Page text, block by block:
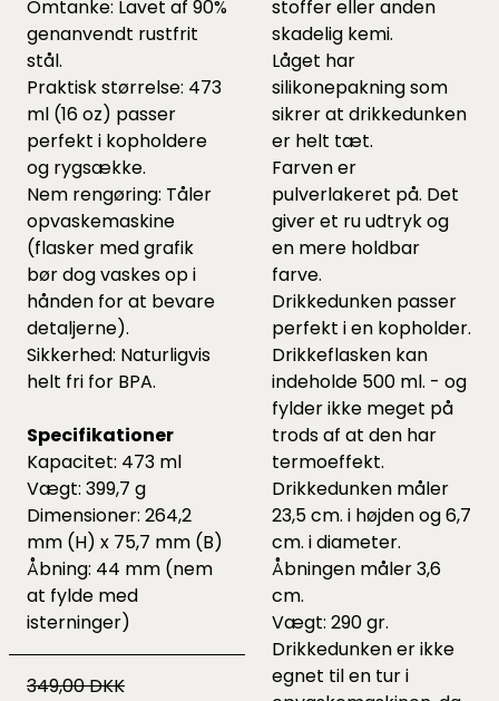
Omtanke: Lavet af 90%
genanvendt rustfrit
stål.
Praktisk størrelse: 473
ml (16 oz) passer
perfekt i kopholdere
og rygsække.
Nem rengøring: Tåler
opvaskemaskine
(flasker med grafik
bør dog vaskes op i
hånden for at bevare
detaljerne).
Sikkerhed: Naturligvis
helt fri for BPA.
Specifikationer
Kapacitet: 473 ml
Vægt: 399,7 g
Dimensioner: 264,2
mm (H) x 75,7 mm (B)
Åbning: 44 mm (nem
at fylde med
isterninger)
349,00 DKK
stoffer eller anden
skadelig kemi.
Låget har
silikonepakning som
sikrer at drikkedunken
er helt tæt.
Farven er
pulverlakeret på. Det
giver et ru udtryk og
en mere holdbar
farve.
Drikkedunken passer
perfekt i en kopholder.
Drikkeflasken kan
indeholde 500 ml. - og
fylder ikke meget på
trods af at den har
termoeffekt.
Drikkedunken måler
23,5 cm. i højden og 6,7
cm. i diameter.
Åbningen måler 3,6
cm.
Vægt: 290 gr.
Drikkedunken er ikke
egnet til en tur i